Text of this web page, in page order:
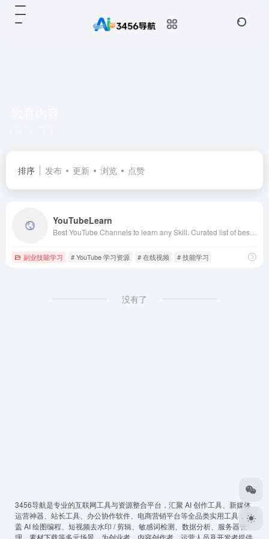
排序 发布 更新 浏览 点赞
YouTubeLearn
副业技能学习 # YouTube 学习资源 # 在线视频 # 技能学习
没有了
3456导航是专业的互联网工具与资源整合平台，汇聚 AI 创作工具、新媒体
运营神器、站长工具、办公协作软件、电商营销平台等全品类实用工具，覆
盖 AI 绘图编程、短视频去水印 / 剪辑、敏感词检测、数据分析、服务器管
理、素材下载等多元场景，为创业者、内容创作者、运营人员及开发者提供